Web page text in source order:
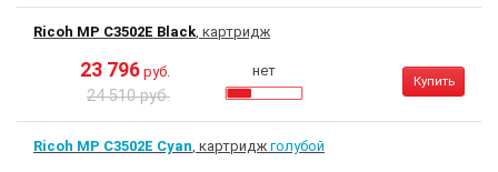
Ricoh MP C3502E Black, картридж
23 796 руб.
24 510 руб.
нет
Купить
Ricoh MP C3502E Cyan, картридж голубой